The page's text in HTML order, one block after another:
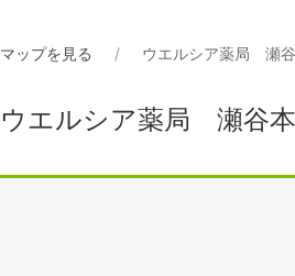
マップを見る ウエルシア薬局 瀬
ウエルシア薬局 瀬谷